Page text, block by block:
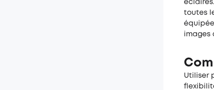
toutes
images
Utiliser